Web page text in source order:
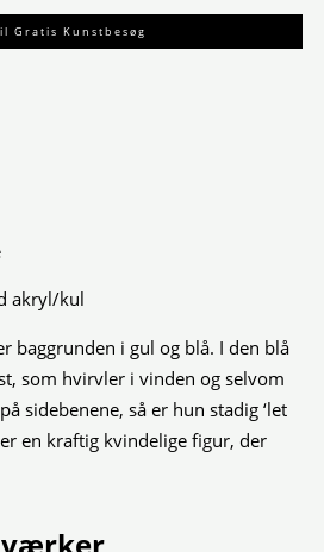
Gratis Kunstbesøg
akryl/kul
baggrunden i gul og blå. I den blå
som hvirvler i vinden og selvom
sidebenene, så er hun stadig ‘let
en kraftig kvindelige figur, der